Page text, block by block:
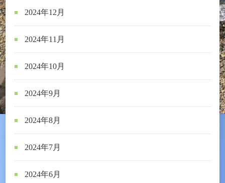
2024年12月
2024年11月
2024年10月
2024年9月
2024年8月
2024年7月
2024年6月